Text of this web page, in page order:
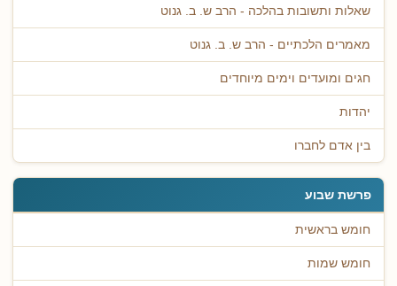
שאלות ותשובות בהלכה - הרב ש. ב. גנוט
מאמרים הלכתיים - הרב ש. ב. גנוט
חגים ומועדים וימים מיוחדים
יהדות
בין אדם לחברו
פרשת שבוע
חומש בראשית
חומש שמות